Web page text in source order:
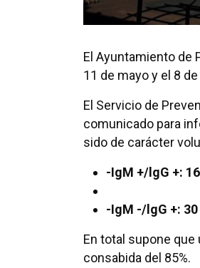
El Ayuntamiento de
11 de mayo y el 8
El Servicio de
comunicado para
sido de carácter
-IgM +/lgG +: 16
-IgM -/lgG +: 30
En total supone que
consabida del 85%.